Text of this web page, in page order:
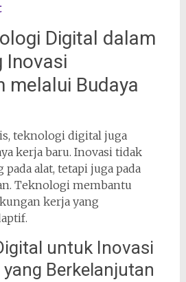
Digital dalam
Inovasi
melalui Budaya
teknologi digital juga
kerja baru. Inovasi tidak
alat, tetapi juga pada
Teknologi membantu
kerja yang
untuk Inovasi
Berkelanjutan